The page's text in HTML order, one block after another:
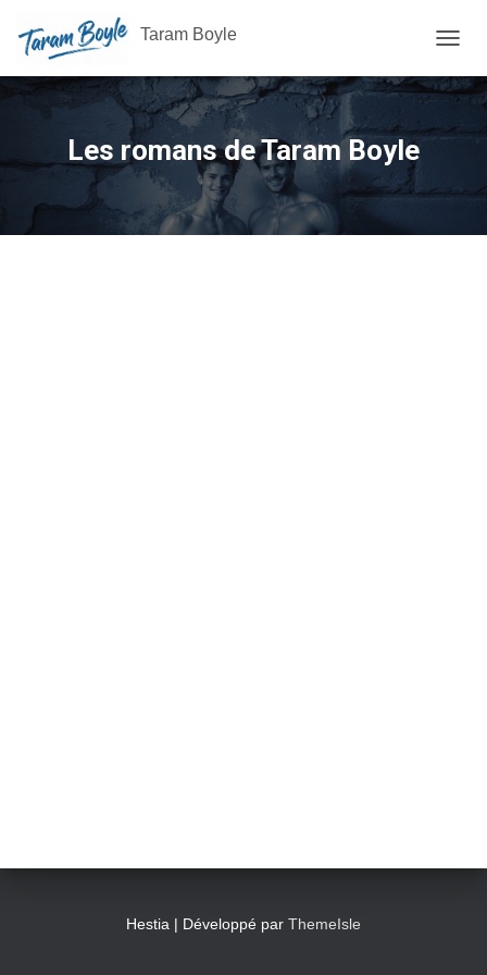
Taram Boyle
Les romans de Taram Boyle
Hestia | Développé par ThemeIsle